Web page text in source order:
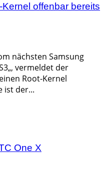
offenbar bereits
nächsten Samsung
vermeldet der
Root-Kernel
ist der...
One X